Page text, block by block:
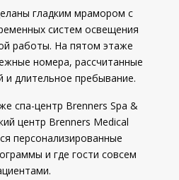
гладким мрамором с
систем освещения
работы. На пятом этаже
номера, рассчитанные
и длительное пребывание.
спа-центр Brenners Spa &
центр Brenners Medical
персонализированные
и где гости совсем